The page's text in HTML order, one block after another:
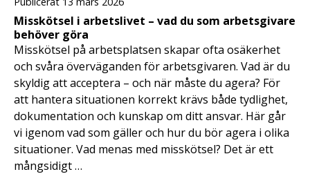
Misskötsel i arbetslivet – vad du som arbetsgivare
behöver göra
Misskötsel på arbetsplatsen skapar ofta osäkerhet
och svåra överväganden för arbetsgivaren. Vad är du
skyldig att acceptera – och när måste du agera? För
att hantera situationen korrekt krävs både tydlighet,
dokumentation och kunskap om ditt ansvar. Här går
vi igenom vad som gäller och hur du bör agera i olika
situationer. Vad menas med misskötsel? Det är ett
mångsidigt …